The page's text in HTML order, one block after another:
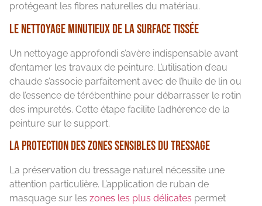
protégeant les fibres naturelles du matériau.
Le nettoyage minutieux de la surface tissée
Un nettoyage approfondi s’avère indispensable avant
d’entamer les travaux de peinture. L’utilisation d’eau
chaude s’associe parfaitement avec de l’huile de lin ou
de l’essence de térébenthine pour débarrasser le rotin
des impuretés. Cette étape facilite l’adhérence de la
peinture sur le support.
La protection des zones sensibles du tressage
La préservation du tressage naturel nécessite une
attention particulière. L’application de ruban de
masquage sur les zones les plus délicates permet